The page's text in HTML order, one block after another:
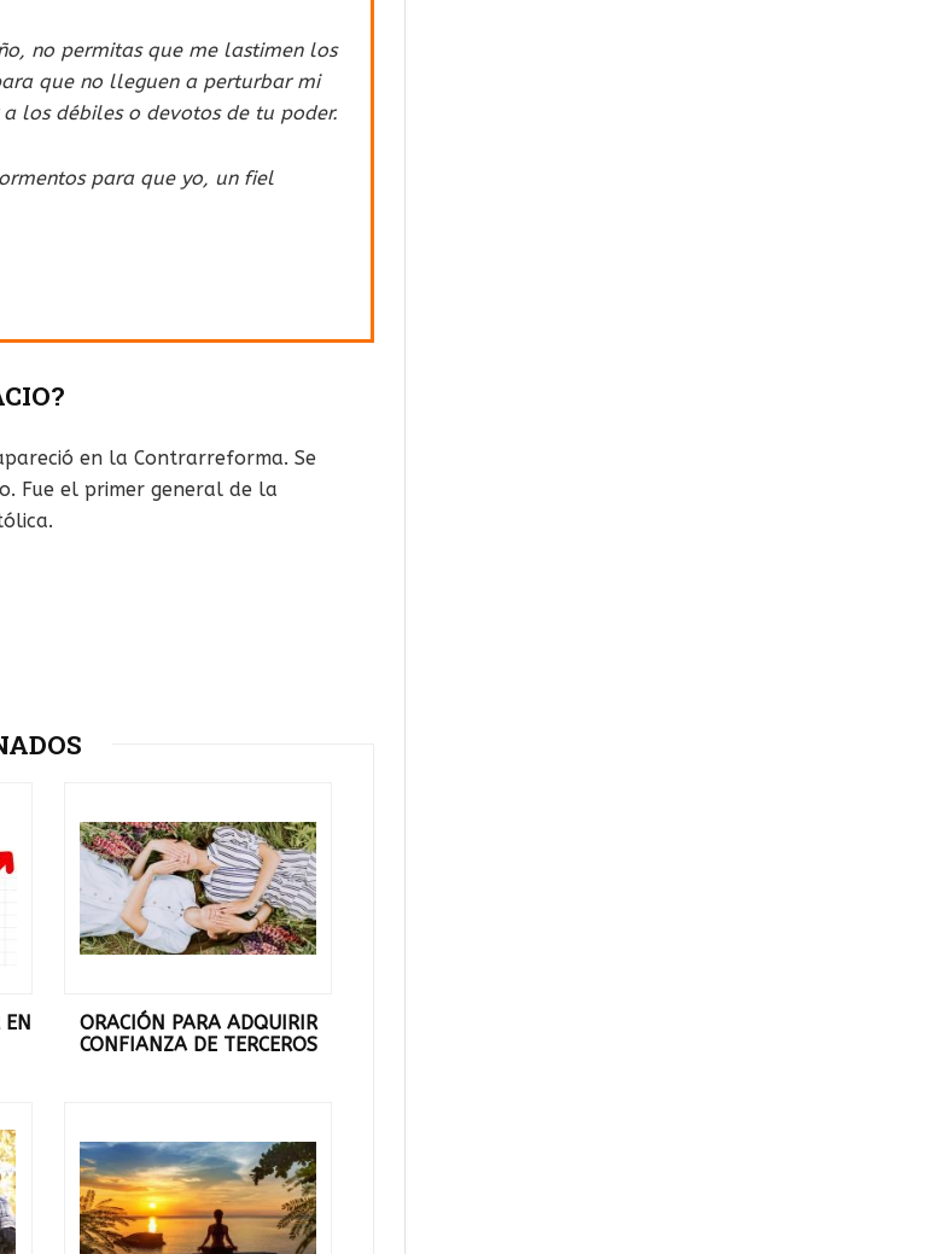
no permitas que me lastimen los
que no lleguen a perturbar mi
los débiles o devotos de tu poder.
para que yo, un fiel
en la Contrarreforma. Se
Fue el primer general de la
EN
ORACIÓN PARA ADQUIRIR
CONFIANZA DE TERCEROS